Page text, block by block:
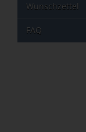
Wunschzettel
FAQ